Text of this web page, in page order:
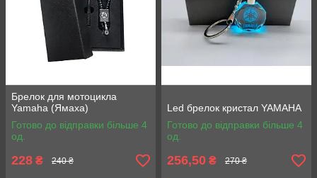
Брелок для мотоцикла
Yamaha (Ямаха)
Готово до відправки більше 4
од.
228 ₴ 240 ₴
Led брелок кристал YAMAHA
Готово до відправки більше 4
од.
256,50 ₴ 270 ₴